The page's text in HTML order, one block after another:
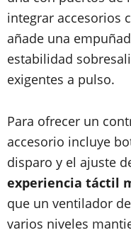
integrar accesorios
añade una
estabilidad
exigentes a pulso.
Para ofrecer un
accesorio incluye
disparo y el ajuste
experiencia táctil
que un ventilador
varios niveles